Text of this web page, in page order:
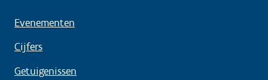
Evenementen
Cijfers
Getuigenissen